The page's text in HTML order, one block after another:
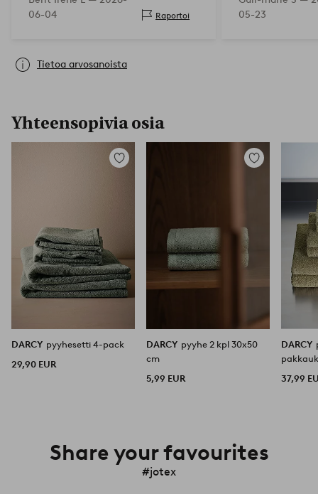
06-04
Raportoi
05-23
Tietoa arvosanoista
Yhteensopivia osia
Lisää
DARCY pyyhesetti 4-pack
29,90 EUR
Lisää
DARCY pyyhe 2 kpl 30x50
cm
5,99 EUR
DARCY
37,99
Share your favourites
#jotex